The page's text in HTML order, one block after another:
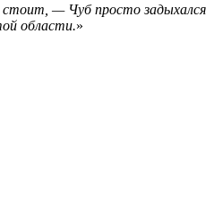
— Чуб просто задыхался
области.»